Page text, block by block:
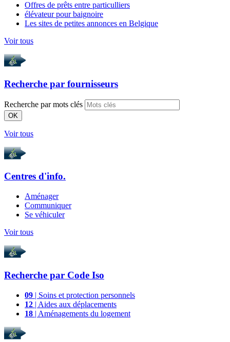
Offres de prêts entre particulliers
élévateur pour baignoire
Les sites de petites annonces en Belgique
Voir tous
Recherche par fournisseurs
Recherche par mots clés
OK
Voir tous
Centres d'info.
Aménager
Communiquer
Se véhiculer
Voir tous
Recherche par Code Iso
09 | Soins et protection personnels
12 | Aides aux déplacements
18 | Aménagements du logement